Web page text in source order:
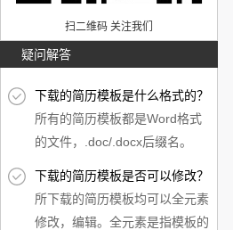
扫二维码 关注我们
疑问解答
下载的简历模板是什么格式的？
所有的简历模板都是Word格式
的文件，.doc/.docx后缀名。
下载的简历模板是否可以修改？
所下载的简历模板均可以全元素
修改，编辑。全元素是指模板的